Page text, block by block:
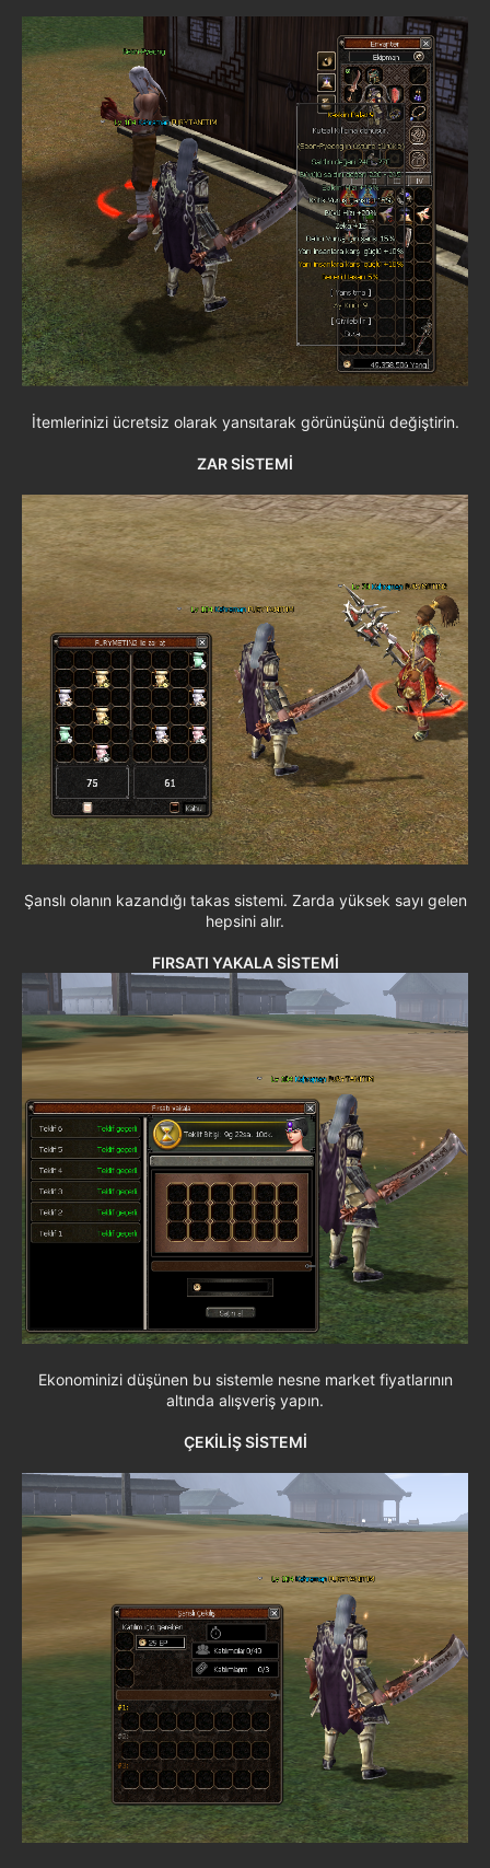
İtemlerinizi ücretsiz olarak yansıtarak görünüşünü değiştirin.
ZAR SİSTEMİ
Şanslı olanın kazandığı takas sistemi. Zarda yüksek sayı gelen
hepsini alır.
FIRSATI YAKALA SİSTEMİ
Ekonominizi düşünen bu sistemle nesne market fiyatlarının
altında alışveriş yapın.
ÇEKİLİŞ SİSTEMİ